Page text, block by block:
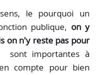
le pourquoi un
publique, on y
on n'y reste pas pour
sont importantes à
compte pour bien